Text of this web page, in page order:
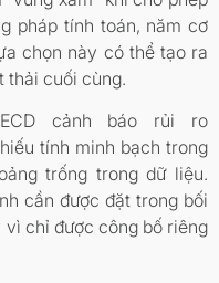
pháp tính toán, năm cơ
chọn này có thể tạo ra
thải cuối cùng.
cảnh báo rủi ro
tính minh bạch trong
trống trong dữ liệu.
cần được đặt trong bối
chỉ được công bố riêng